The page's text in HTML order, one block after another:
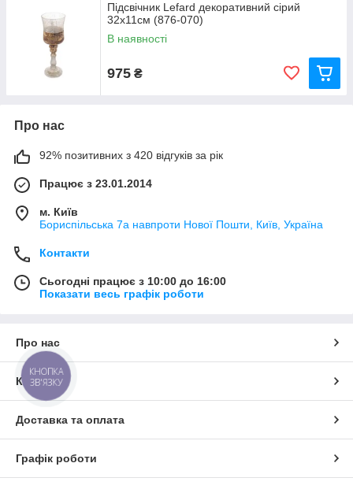
Підсвічник Lefard декоративний сірий
32x11см (876-070)
В наявності
975 ₴
Про нас
92% позитивних з 420 відгуків за рік
Працює з 23.01.2014
м. Київ
Бориспільська 7а навпроти Нової Пошти, Київ, Україна
Контакти
Сьогодні працює з 10:00 до 16:00
Показати весь графік роботи
Про нас
Контакти
Доставка та оплата
Графік роботи
КНОПКА
ЗВ'ЯЗКУ